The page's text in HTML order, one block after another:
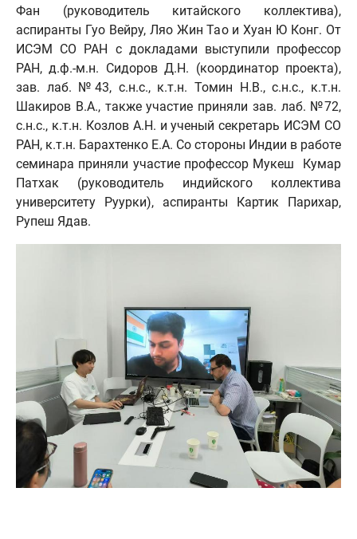
Фан (руководитель китайского коллектива),
аспиранты Гуо Вейру, Ляо Жин Тао и Хуан Ю Конг. От
ИСЭМ СО РАН с докладами выступили профессор
РАН, д.ф.-м.н. Сидоров Д.Н. (координатор проекта),
зав. лаб. №43, с.н.с., к.т.н. Томин Н.В., c.н.с., к.т.н.
Шакиров В.А., также участие приняли зав. лаб. №72,
с.н.с., к.т.н. Козлов А.Н. и ученый секретарь ИСЭМ СО
РАН, к.т.н. Барахтенко Е.А. Со стороны Индии в работе
семинара приняли участие профессор Мукеш Кумар
Патхак (руководитель индийского коллектива
университету Руурки), аспиранты Картик Парихар,
Рупеш Ядав.